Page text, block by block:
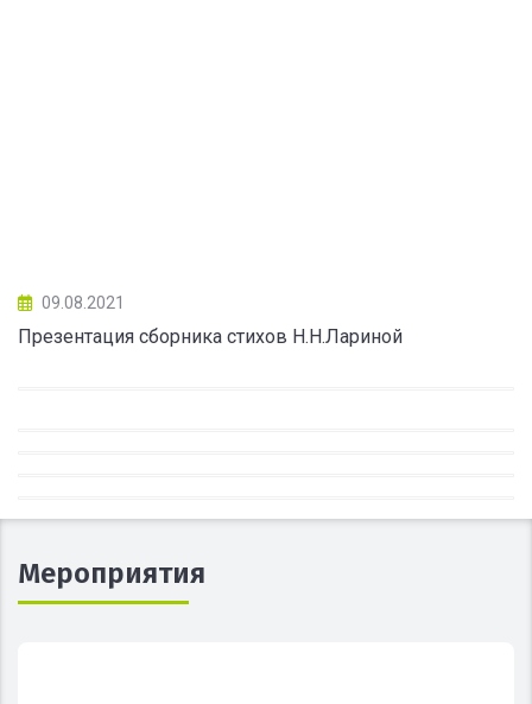
09.08.2021
Презентация сборника стихов Н.Н.Лариной
Мероприятия